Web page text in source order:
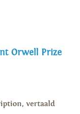
Orwell Prize
vertaald